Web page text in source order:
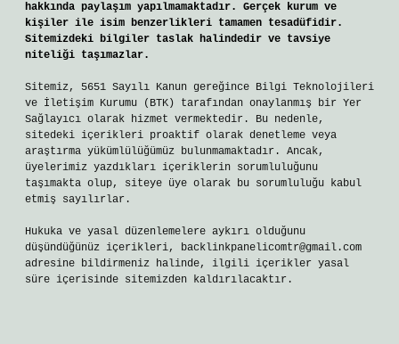
hakkında paylaşım yapılmamaktadır. Gerçek kurum ve
kişiler ile isim benzerlikleri tamamen tesadüfidir.
Sitemizdeki bilgiler taslak halindedir ve tavsiye
niteliği taşımazlar.
Sitemiz, 5651 Sayılı Kanun gereğince Bilgi Teknolojileri
ve İletişim Kurumu (BTK) tarafından onaylanmış bir Yer
Sağlayıcı olarak hizmet vermektedir. Bu nedenle,
sitedeki içerikleri proaktif olarak denetleme veya
araştırma yükümlülüğümüz bulunmamaktadır. Ancak,
üyelerimiz yazdıkları içeriklerin sorumluluğunu
taşımakta olup, siteye üye olarak bu sorumluluğu kabul
etmiş sayılırlar.
Hukuka ve yasal düzenlemelere aykırı olduğunu
düşündüğünüz içerikleri, backlinkpanelicomtr@gmail.com
adresine bildirmeniz halinde, ilgili içerikler yasal
süre içerisinde sitemizden kaldırılacaktır.